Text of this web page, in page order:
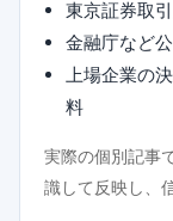
東京証券取
金融庁など
上場企業の
料
実際の個別記事
識して反映し、